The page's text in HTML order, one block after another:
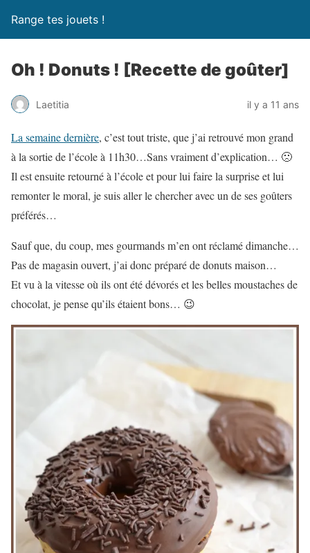
Range tes jouets !
Oh ! Donuts ! [Recette de goûter]
Laetitia il y a 11 ans
La semaine dernière, c’est tout triste, que j’ai retrouvé mon grand
à la sortie de l’école à 11h30…Sans vraiment d’explication… 🙁
Il est ensuite retourné à l’école et pour lui faire la surprise et lui
remonter le moral, je suis aller le chercher avec un de ses goûters
préférés…
Sauf que, du coup, mes gourmands m’en ont réclamé dimanche…
Pas de magasin ouvert, j’ai donc préparé de donuts maison…
Et vu à la vitesse où ils ont été dévorés et les belles moustaches de
chocolat, je pense qu’ils étaient bons… 😉